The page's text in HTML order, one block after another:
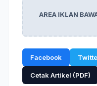
AREA IKLAN
Facebook
Cetak Artikel (PDF)